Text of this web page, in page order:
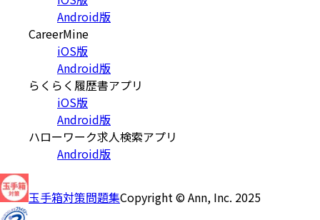
Android版
CareerMine
iOS版
Android版
らくらく履歴書アプリ
iOS版
Android版
ハローワーク求人検索アプリ
Android版
玉手箱対策問題集Copyright © Ann, Inc. 2025